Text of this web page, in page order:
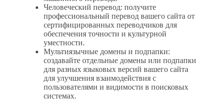
Человеческий перевод: получите
профессиональный перевод вашего сайта от
сертифицированных переводчиков для
обеспечения точности и культурной
уместности.
Мультиязычные домены и подпапки:
создавайте отдельные домены или подпапки
для разных языковых версий вашего сайта
для улучшения взаимодействия с
пользователями и видимости в поисковых
системах.